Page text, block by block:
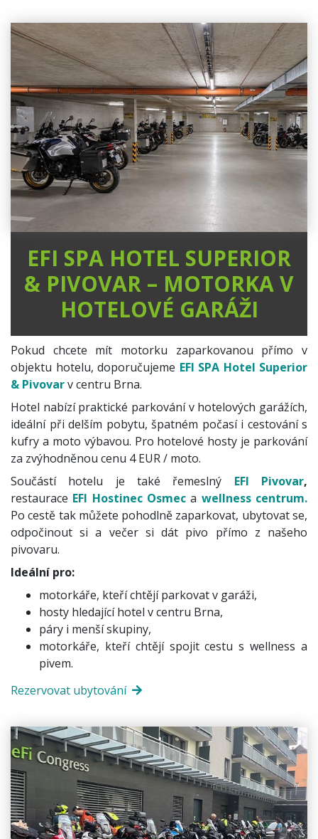
EFI SPA HOTEL SUPERIOR
& PIVOVAR – MOTORKA V
HOTELOVÉ GARÁŽI
Pokud chcete mít motorku zaparkovanou přímo v
objektu hotelu, doporučujeme EFI SPA Hotel Superior
& Pivovarv centru Brna.
Hotel nabízí praktické parkování v hotelových garážích,
ideální při delším pobytu, špatném počasí i cestování s
kufry a moto výbavou. Pro hotelové hosty je parkování
za zvýhodněnou cenu 4 EUR / moto.
Součástí hotelu je také řemeslný EFI Pivovar,
restaurace EFI Hostinec Osmec a wellness centrum.
Po cestě tak můžete pohodlně zaparkovat, ubytovat se,
odpočinout si a večer si dát pivo přímo z našeho
pivovaru.
Ideální pro:
motorkáře, kteří chtějí parkovat v garáži,
hosty hledající hotel v centru Brna,
páry i menší skupiny,
motorkáře, kteří chtějí spojit cestu s wellness a
pivem.
Rezervovat ubytování